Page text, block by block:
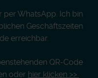
per WhatsApp. Ich bin
Geschäftszeiten
erreichbar.
QR-Code
oder hier klicken >>